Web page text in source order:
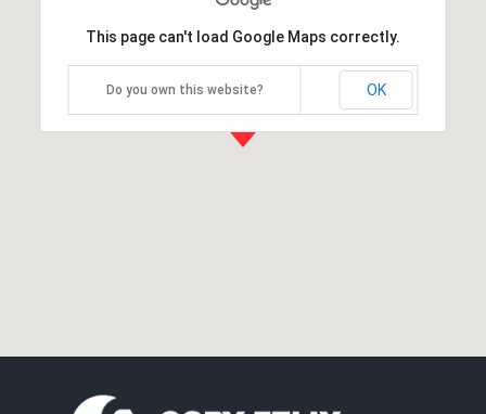
This page can't load Google Maps correctly.
Do you own this website? OK